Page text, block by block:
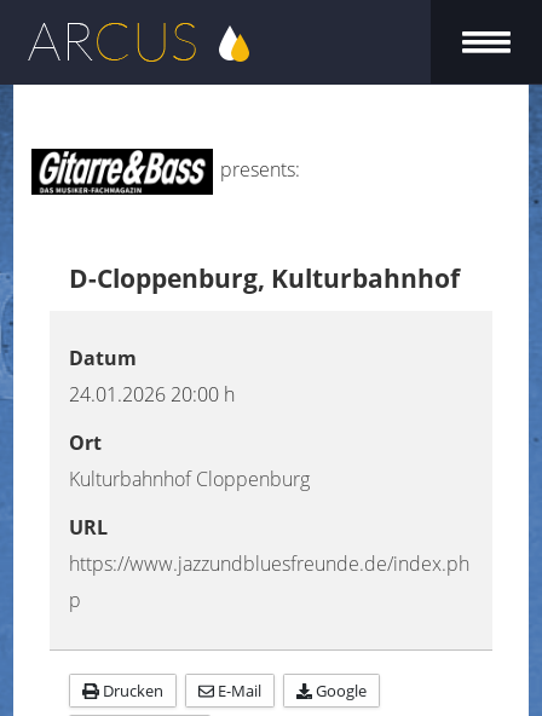
presents:
D-Cloppenburg, Kulturbahnhof
Datum
24.01.2026 20:00 h
Ort
Kulturbahnhof Cloppenburg
URL
https://www.jazzundbluesfreunde.de/index.ph
p
Drucken E-Mail
Google